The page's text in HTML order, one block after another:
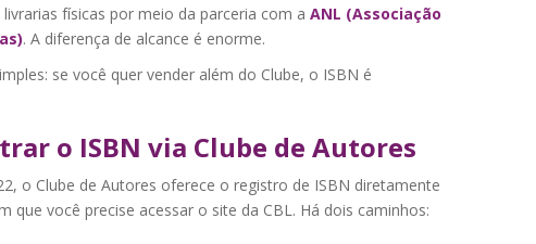
físicas por meio da parceria com a ANL (Associação
. A diferença de alcance é enorme.
se você quer vender além do Clube, o ISBN é
o ISBN via Clube de Autores
o Clube de Autores oferece o registro de ISBN diretamente
que você precise acessar o site da CBL. Há dois caminhos: